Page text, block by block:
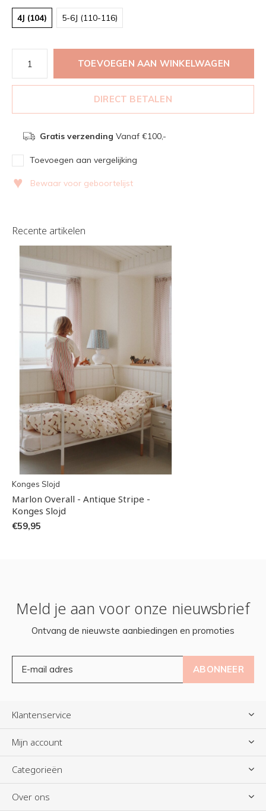
4J (104) 5-6J (110-116)
TOEVOEGEN AAN WINKELWAGEN
DIRECT BETALEN
Gratis verzending Vanaf €100,-
Toevoegen aan vergelijking
♥ Bewaar voor geboortelijst
Recente artikelen
Konges Slojd
Marlon Overall - Antique Stripe -
Konges Slojd
€59,95
Meld je aan voor onze nieuwsbrief
Ontvang de nieuwste aanbiedingen en promoties
ABONNEER
Klantenservice
Mijn account
Categorieën
Over ons